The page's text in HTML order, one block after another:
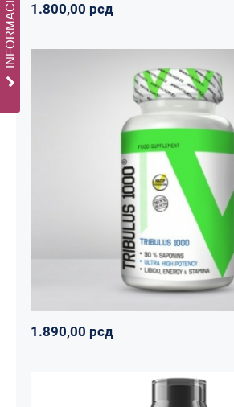
1.800,00 рсд
Tribulus 1000
Svi proizvodi Vitalikum
1.890,00 рсд
1.890,00 рсд